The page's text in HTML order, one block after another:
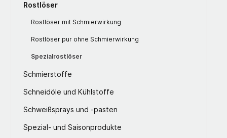
Rostlöser
Rostlöser mit Schmierwirkung
Rostlöser pur ohne Schmierwirkung
Spezialrostlöser
Schmierstoffe
Schneidöle und Kühlstoffe
Schweißsprays und -pasten
Spezial- und Saisonprodukte